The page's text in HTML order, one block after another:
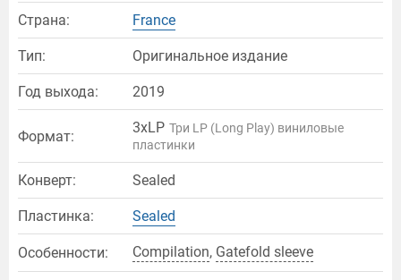
Страна: France
Тип: Оригинальное издание
Год выхода: 2019
Формат: 3xLP Три LP (Long Play) виниловые
пластинки
Конверт: Sealed
Пластинка: Sealed
Особенности: Compilation, Gatefold sleeve